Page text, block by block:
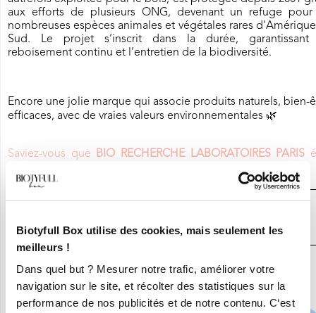
Biotyfull Box utilise des cookies, mais seulement les
meilleurs !
Dans quel but ? Mesurer notre trafic, améliorer votre
navigation sur le site, et récolter des statistiques sur la
performance de nos publicités et de notre contenu. C‘est
aux efforts de plusieurs ONG, devenant un refuge
nombreuses espèces animales et végétales rares
Sud. Le projet s’inscrit dans la durée, garantissant
reboisement continu et l’entretien de la biodiversité.
Encore une jolie marque qui associe produits naturels, bien-
efficaces, avec de vraies valeurs environnementales 🌿
Saviez-vous que BIO RECHERCHE LABORATOIRES PARIS
N°1
En ce moment :
Craquez pour vos 8 Nouvelles Box pour 9,90€ seulement !